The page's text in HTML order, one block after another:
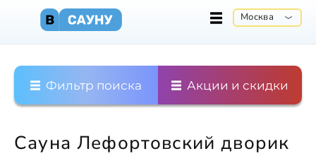
Москва
Фильтр поиска Акции и скидки
Сауна Лефортовский дворик